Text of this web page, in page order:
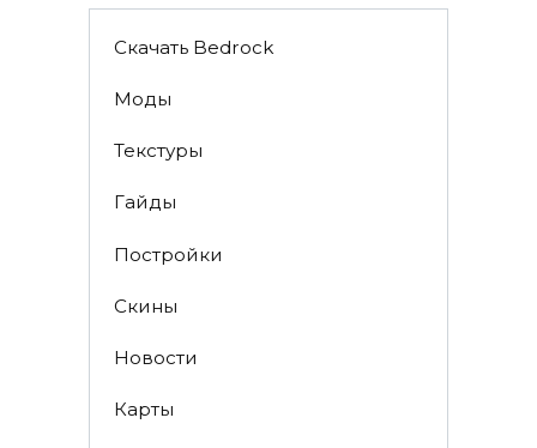
Скачать Bedrock
Моды
Текстуры
Гайды
Постройки
Скины
Новости
Карты